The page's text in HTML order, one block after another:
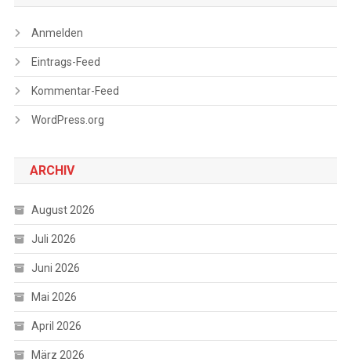
Anmelden
Eintrags-Feed
Kommentar-Feed
WordPress.org
ARCHIV
August 2026
Juli 2026
Juni 2026
Mai 2026
April 2026
März 2026